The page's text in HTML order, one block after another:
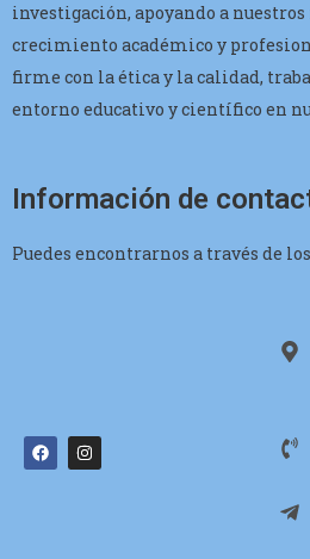
investigación, apoyando a
crecimiento académico y
firme con la ética y la calidad,
entorno educativo y científico en
Información de
Puedes encontrarnos a través de